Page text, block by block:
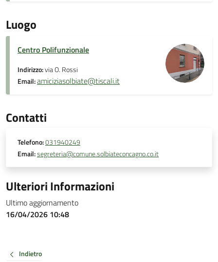
Luogo
Centro Polifunzionale
Indirizzo:via O. Rossi
Email:amiciziasolbiate@tiscali.it
Contatti
Telefono:031940249
Email:segreteria@comune.solbiateconcagno.co.it
Ulteriori Informazioni
Ultimo aggiornamento
16/04/2026 10:48
Indietro